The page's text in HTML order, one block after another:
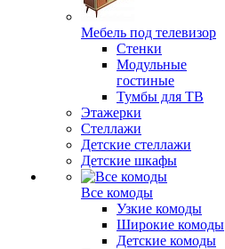
Мебель под телевизор
Стенки
Модульные
гостиные
Тумбы для ТВ
Этажерки
Стеллажи
Детские стеллажи
Детские шкафы
Все комоды
Узкие комоды
Широкие комоды
Детские комоды